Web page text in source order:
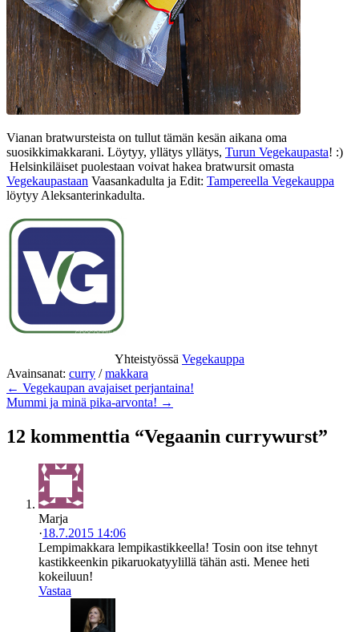
Vianan bratwursteista on tullut tämän kesän aikana oma
suosikkimakkarani. Löytyy, yllätys yllätys, Turun Vegekaupasta! :)
Helsinkiläiset puolestaan voivat hakea bratwursit omasta
Vegekaupastaan Vaasankadulta ja Edit: Tampereella Vegekauppa
löytyy Aleksanterinkadulta.
Yhteistyössä Vegekauppa
Avainsanat: curry /makkara
← Vegekaupan avajaiset perjantaina!
Mummi ja minä pika-arvonta! →
12 kommenttia “Vegaanin currywurst”
Marja
·18.7.2015 14:06
Lempimakkara lempikastikkeella! Tosin oon itse tehnyt
kastikkeenkin pikaruokatyylillä tähän asti. Menee heti
kokeiluun!
Vastaa